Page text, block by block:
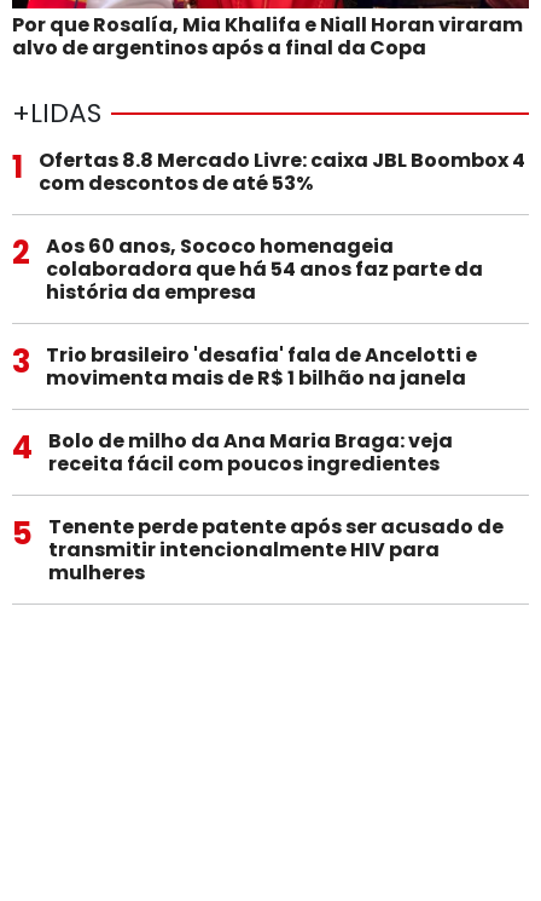
Por que Rosalía, Mia Khalifa e Niall Horan viraram
alvo de argentinos após a final da Copa
+LIDAS
1
Ofertas 8.8 Mercado Livre: caixa JBL Boombox 4
com descontos de até 53%
2
Aos 60 anos, Sococo homenageia
colaboradora que há 54 anos faz parte da
história da empresa
3
Trio brasileiro 'desafia' fala de Ancelotti e
movimenta mais de R$ 1 bilhão na janela
4
Bolo de milho da Ana Maria Braga: veja
receita fácil com poucos ingredientes
5
Tenente perde patente após ser acusado de
transmitir intencionalmente HIV para
mulheres